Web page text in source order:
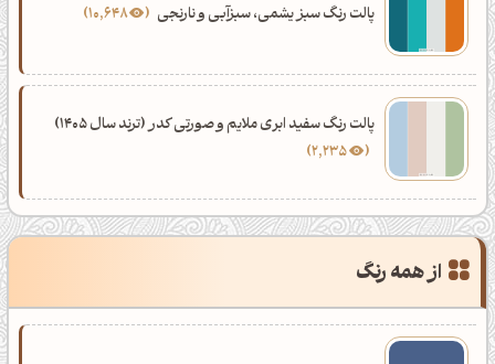
پالت رنگ سبز یشمی، سبزآبی و نارنجی 10,648
پالت رنگ سفید ابری ملایم و صورتی کدر (ترند سال 1405)
2,235
از همه رنگ